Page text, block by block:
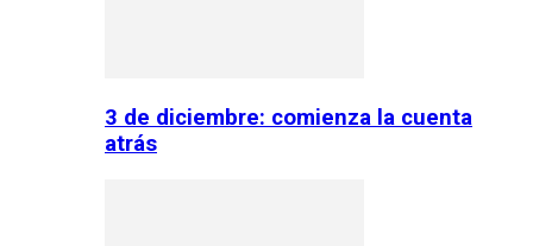
3 de diciembre: comienza la cuenta
atrás